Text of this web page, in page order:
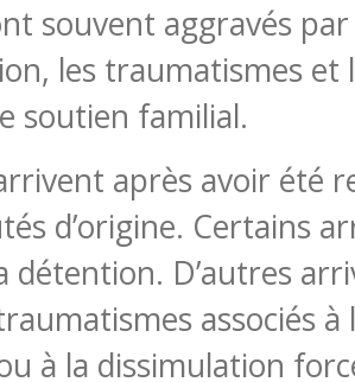
souvent aggravés par
les traumatismes et
soutien familial.
après avoir été
d’origine. Certains
détention. D’autres
associés
à la dissimulation